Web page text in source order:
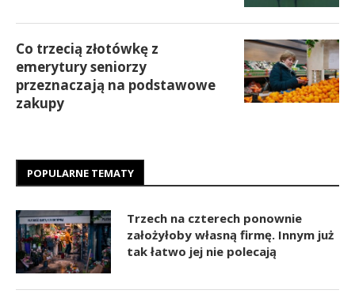
Co trzecią złotówkę z
emerytury seniorzy
przeznaczają na podstawowe
zakupy
POPULARNE TEMATY
Trzech na czterech ponownie
założyłoby własną firmę. Innym już
tak łatwo jej nie polecają